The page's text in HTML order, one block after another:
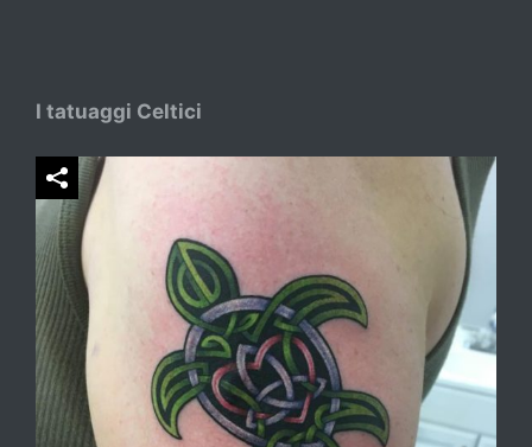
I tatuaggi Celtici